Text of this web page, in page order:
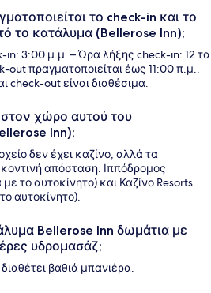
το check-in και το
το κατάλυμα (Bellerose Inn);
3:00 μ.μ. – Ώρα λήξης check-in: 12 τα
out πραγματοποιείται έως 11:00 π.μ..
check-out είναι διαθέσιμα.
χώρο αυτού του
Inn);
δεν έχει καζίνο, αλλά τα
απόσταση: Ιππόδρομος
το αυτοκίνητο) και Καζίνο Resorts
αυτοκίνητο).
Bellerose Inn δωμάτια με
υδρομασάζ;
βαθιά μπανιέρα.